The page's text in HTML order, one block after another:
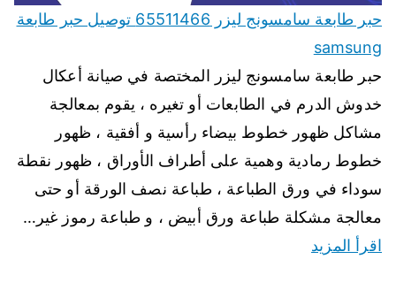
حبر طابعة سامسونج ليزر 65511466 توصيل حبر طابعة
samsung
حبر طابعة سامسونج ليزر المختصة في صيانة أعكال
خدوش الدرم في الطابعات أو تغيره ، يقوم بمعالجة
مشاكل ظهور خطوط بيضاء رأسية و أفقية ، ظهور
خطوط رمادية وهمية على أطراف الأوراق ، ظهور نقطة
سوداء في ورق الطباعة ، طباعة نصف الورقة أو حتى
معالجة مشكلة طباعة ورق أبيض ، و طباعة رموز غير…
اقرأ المزيد